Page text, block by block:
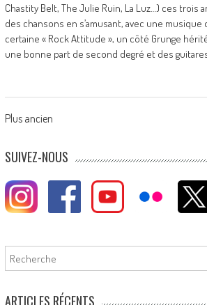
Chastity Belt, The Julie Ruin, La Luz…) ces trois
des chansons en s’amusant, avec une
certaine « Rock Attitude », un côté Grunge
une bonne part de second degré et des
Posts
navigation
Plus ancien
SUIVEZ-NOUS
Rechercher
ARTICLES RÉCENTS